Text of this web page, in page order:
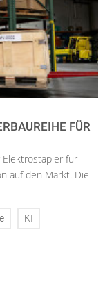
FÜR
für
auf den Markt. Die
KI